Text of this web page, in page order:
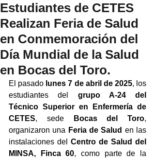
Estudiantes de CETES
Realizan Feria de Salud
en Conmemoración del
Día Mundial de la Salud
en Bocas del Toro.
El pasado lunes 7 de abril de 2025, los
estudiantes del grupo A-24 del
Técnico Superior en Enfermería de
CETES, sede Bocas del Toro,
organizaron una Feria de Salud en las
instalaciones del Centro de Salud del
MINSA, Finca 60, como parte de la